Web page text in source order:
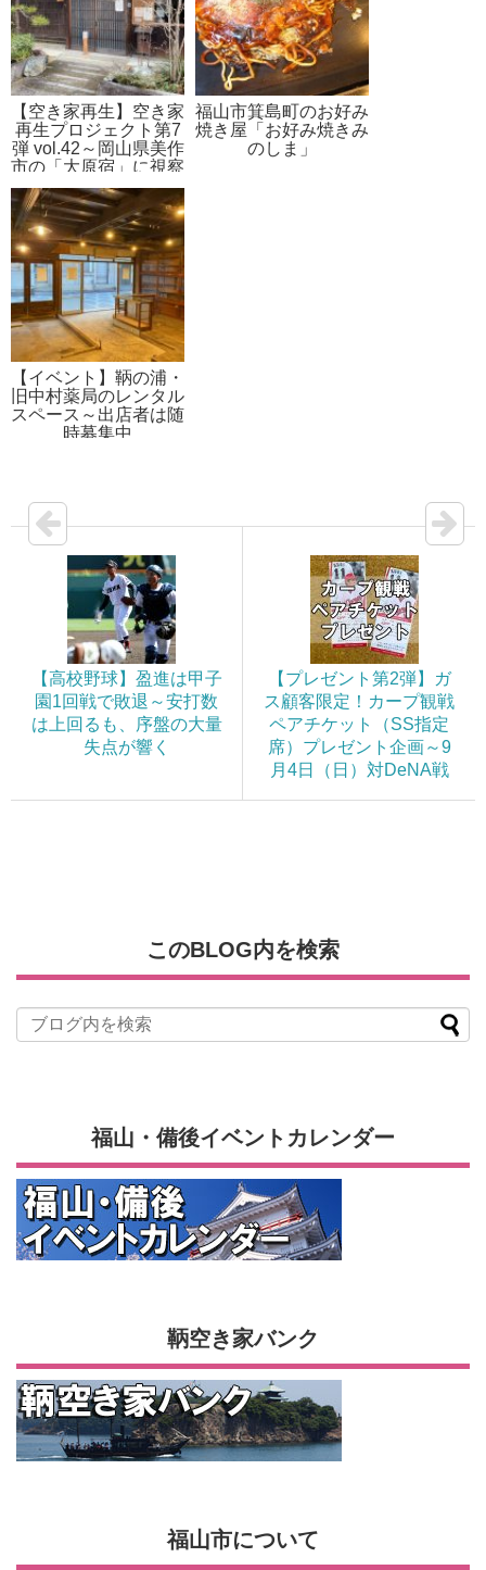
【空き家再生】空き家
再生プロジェクト第7
弾 vol.42～岡山県美作
市の「大原宿」に視察
福山市箕島町のお好み
焼き屋「お好み焼きみ
のしま」
【イベント】鞆の浦・
旧中村薬局のレンタル
スペース～出店者は随
時募集中
【高校野球】盈進は甲子
園1回戦で敗退～安打数
は上回るも、序盤の大量
失点が響く
【プレゼント第2弾】ガ
ス顧客限定！カープ観戦
ペアチケット（SS指定
席）プレゼント企画～9
月4日（日）対DeNA戦
このBLOG内を検索
福山・備後イベントカレンダー
鞆空き家バンク
福山市について